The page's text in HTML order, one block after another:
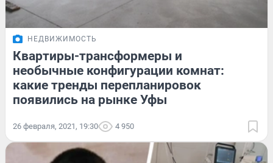
НЕДВИЖИМОСТЬ
Квартиры-трансформеры и
необычные конфигурации комнат:
какие тренды перепланировок
появились на рынке Уфы
26 февраля, 2021, 19:30 4 950